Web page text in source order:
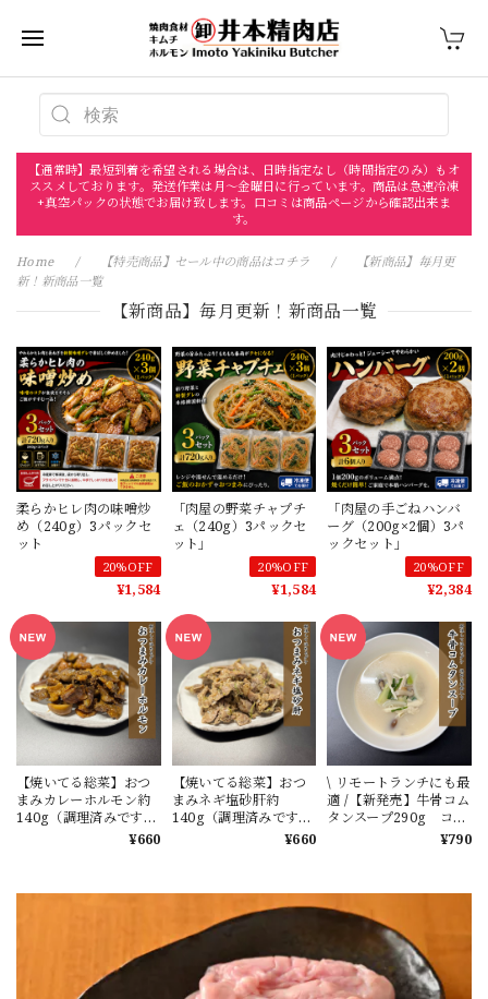
【通常時】最短到着を希望される場合は、日時指定なし（時間指定のみ）もオ
ススメしております。発送作業は月〜金曜日に行っています。商品は急速冷凍
+真空パックの状態でお届け致します。口コミは商品ページから確認出来ま
す。
Home 【特売商品】セール中の商品はコチラ
【新商品】毎月更
新！新商品一覧
【新商品】毎月更新！新商品一覧
柔らかヒレ肉の味噌炒
め（240g）3パックセ
ット
20%OFF
¥1,584
「肉屋の野菜チャプチ
ェ（240g）3パックセ
ット」
20%OFF
¥1,584
「肉屋の手ごねハンバ
ーグ（200g×2個）3パ
ックセット」
20%OFF
¥2,384
【焼いてる総菜】おつ
まみカレーホルモン約
140g（調理済みですの
で、レンジで温めるだ
¥660
【焼いてる総菜】おつ
まみネギ塩砂肝約
140g（調理済みですの
で、レンジで温めるだ
¥660
\ リモートランチにも最
適 /【新発売】牛骨コム
タンスープ290g コラ
ーゲン等の栄養素の高
¥790